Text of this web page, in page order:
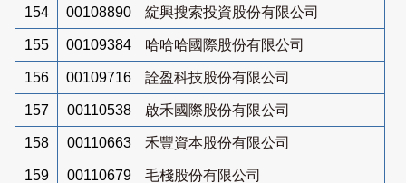
154 00108890 綻興搜索投資股份有限公司
155 00109384 哈哈哈國際股份有限公司
156 00109716 詮盈科技股份有限公司
157 00110538 啟禾國際股份有限公司
158 00110663 禾豐資本股份有限公司
159 00110679 毛棧股份有限公司